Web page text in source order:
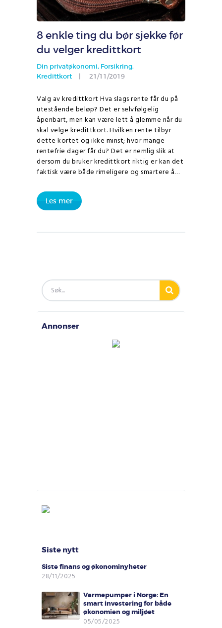
8 enkle ting du bør sjekke før
du velger kredittkort
Din privatøkonomi, Forsikring,
Kredittkort
21/11/2019
Valg av kredittkort Hva slags rente får du på
utestående beløp? Det er selvfølgelig
åpenbart, men kan være lett å glemme når du
skal velge kredittkort. Hvilken rente tilbyr
dette kortet og ikke minst; hvor mange
rentefrie dager får du? Det er nemlig slik at
dersom du bruker kredittkort riktig er kan det
faktisk være både rimeligere og smartere å…
Les mer
Annonser
Siste nytt
Siste finans og økonominyheter
28/11/2025
Varmepumper i Norge: En
smart investering for både
økonomien og miljøet
05/05/2025